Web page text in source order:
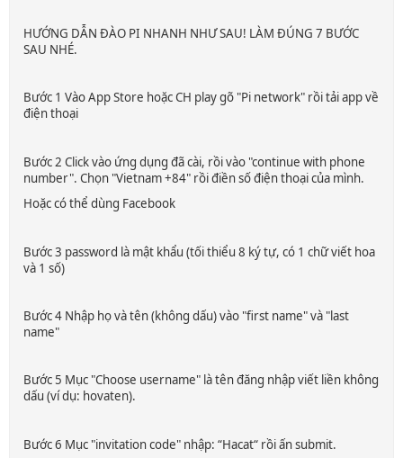
HƯỚNG DẪN ĐÀO PI NHANH NHƯ SAU! LÀM ĐÚNG 7 BƯỚC
SAU NHÉ.
Bước 1 Vào App Store hoặc CH play gõ "Pi network" rồi tải app về
điện thoại
Bước 2 Click vào ứng dụng đã cài, rồi vào "continue with phone
number". Chọn "Vietnam +84" rồi điền số điện thoại của mình.
Hoặc có thể dùng Facebook
Bước 3 password là mật khẩu (tối thiểu 8 ký tự, có 1 chữ viết hoa
và 1 số)
Bước 4 Nhập họ và tên (không dấu) vào "first name" và "last
name"
Bước 5 Mục "Choose username" là tên đăng nhập viết liền không
dấu (ví dụ: hovaten).
Bước 6 Mục "invitation code" nhập: “Hacat“ rồi ấn submit.